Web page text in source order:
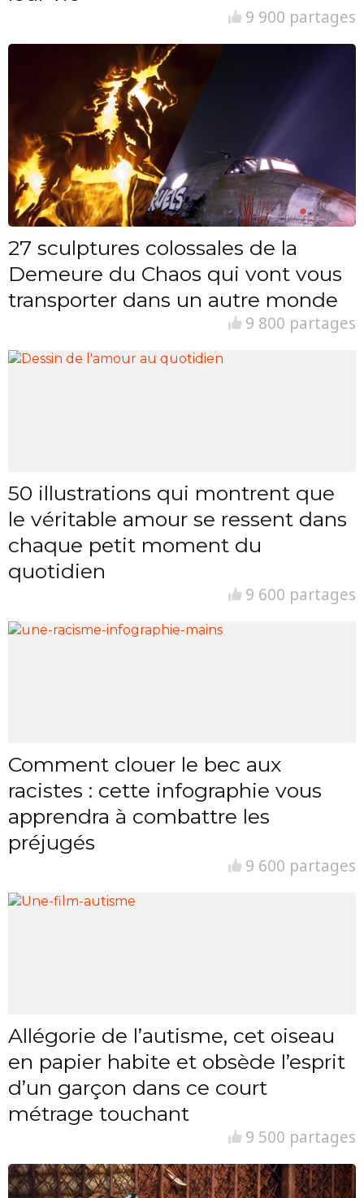
9 900 partages
27 sculptures colossales de la
Demeure du Chaos qui vont vous
transporter dans un autre monde
9 800 partages
50 illustrations qui montrent que
le véritable amour se ressent dans
chaque petit moment du
quotidien
9 600 partages
Comment clouer le bec aux
racistes : cette infographie vous
apprendra à combattre les
préjugés
9 600 partages
Allégorie de l’autisme, cet oiseau
en papier habite et obsède l’esprit
d’un garçon dans ce court
métrage touchant
9 500 partages